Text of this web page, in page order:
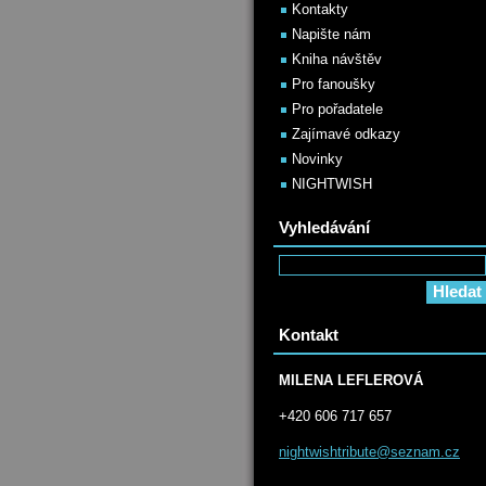
Kontakty
Napište nám
Kniha návštěv
Pro fanoušky
Pro pořadatele
Zajímavé odkazy
Novinky
NIGHTWISH
Vyhledávání
Kontakt
MILENA LEFLEROVÁ
+420 606 717 657
nightwis htribute@seznam.cz